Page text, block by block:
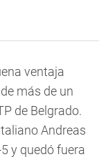
ventaja
más de un
de Belgrado.
Andreas
y quedó fuera